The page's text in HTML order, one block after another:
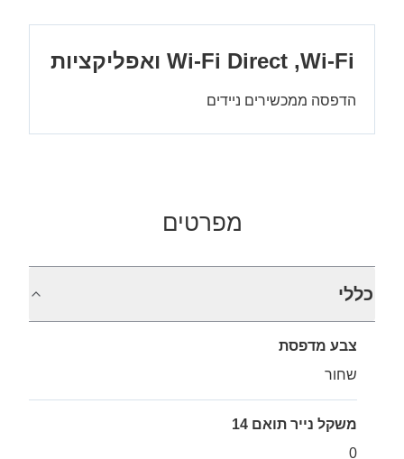
Wi-Fi Direct ,Wi-Fi ואפליקציות
הדפסה ממכשירים ניידים
מפרטים
כללי
צבע מדפסת
שחור
משקל נייר תואם 14
0